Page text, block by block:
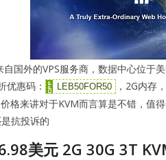
自国外的VPS服务商，数据中心位于
优惠码：
LEB50FOR50
，2G内存
格来讲对于KVM而言算是不错，值
抗投诉的
美元 2G 30G 3T